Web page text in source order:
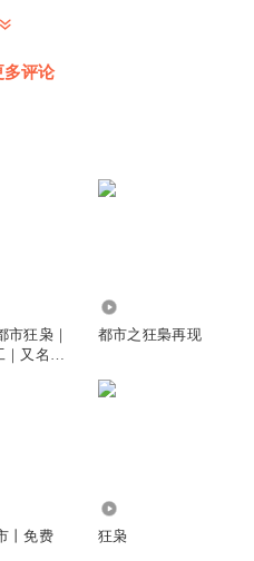
多评论
市狂枭｜
｜又名：
都市之狂梟再现
丨免费 狂枭